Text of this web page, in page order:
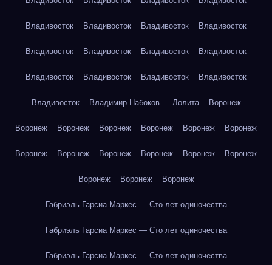
Владивосток Владивосток Владивосток Владивосток
Владивосток Владивосток Владивосток Владивосток
Владивосток Владивосток Владивосток Владивосток
Владивосток Владимир Набоков — Лолита Воронеж
Воронеж Воронеж Воронеж Воронеж Воронеж Воронеж
Воронеж Воронеж Воронеж Воронеж Воронеж Воронеж
Воронеж Воронеж Воронеж
Габриэль Гарсиа Маркес — Сто лет одиночества
Габриэль Гарсиа Маркес — Сто лет одиночества
Габриэль Гарсиа Маркес — Сто лет одиночества